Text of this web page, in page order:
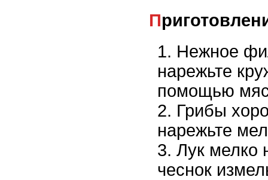
Нежное
нарежьте
помощью
Грибы
нарежьте
Лук мелко
чеснок